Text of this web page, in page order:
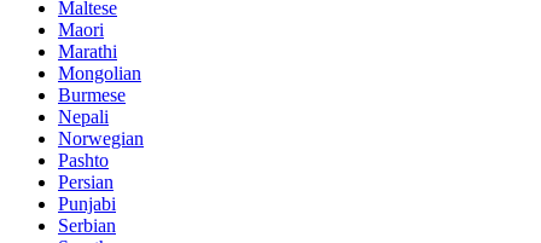
Maltese
Maori
Marathi
Mongolian
Burmese
Nepali
Norwegian
Pashto
Persian
Punjabi
Serbian